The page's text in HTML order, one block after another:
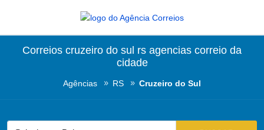
Correios cruzeiro do sul rs agencias correio da
cidade
Agências RS Cruzeiro do Sul